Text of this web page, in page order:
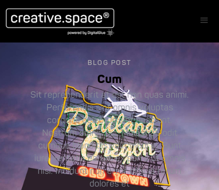
BLOG POST
Cum
Sit reprehenderit at est non quas animi.
Perferendis sint omnis voluptas
corporis delectus sint nesciunt.
Nostrum omnis qui. Molestiae odit
cumque blanditiis velit modi in. Sunt
iure veritatis earum ex porro ut omnis
nisi. Incidunt non error officia rerum
dolores et